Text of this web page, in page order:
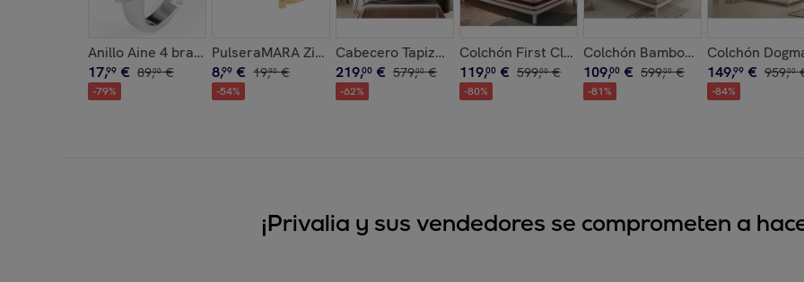
Anillo Aine 4 brass bañado en oro blanco 18K y cristalde Swarovski
17,99 € 89,00 €
-79%
PulseraMARA Zinc
8,99 € 19,90 €
-54%
Cabecero Tapizado Genova Acualine
219,00 € 579,00 €
-62%
Colchón First Class Edition - Viscosoft - Grosor +/-
119,00 € 599,00 €
-80%
Colchón Bamboo Eco Fresh -
109,00 € 599,00 €
-81%
Colchón
149,99 € 959,00
-84%
¡Privalia y sus vendedores se comprometen a